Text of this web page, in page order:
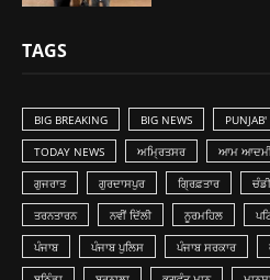
TAGS
BIG BREAKING BIG NEWS PUNJAB'
TODAY NEWS ਅਮ੍ਰਿਤਸਰ ਆਮ ਆਦਮੀ
ਗੁਜਰਾਤ ਗੁਰਦਾਸਪੁਰ ਗ੍ਰਿਫ਼ਤਾਰ
ਤਰਨਤਾਰਨ ਨਵੀਂ ਦਿੱਲੀ ਨੂਰਮਹਿਲ
ਪੰਜਾਬ ਪੰਜਾਬ ਪੁਲਿਸ ਪੰਜਾਬ ਸਰਕਾਰ